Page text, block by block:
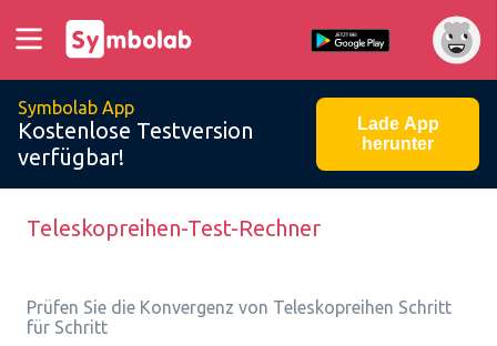
Symbolab App
Kostenlose Testversion
verfügbar!
Lade App
herunter
Teleskopreihen-Test-Rechner
Prüfen Sie die Konvergenz von Teleskopreihen Schritt
für Schritt